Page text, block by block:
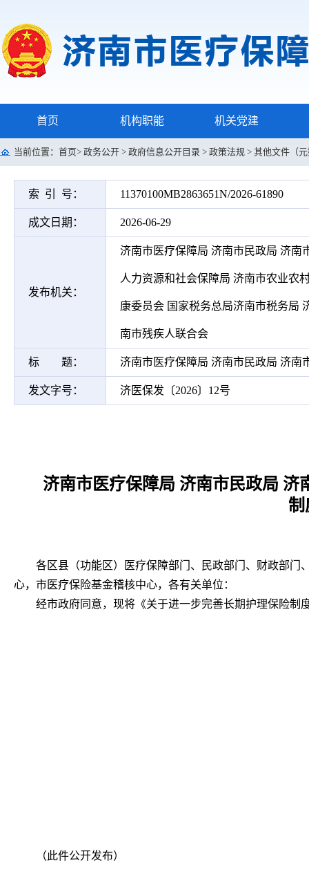
首页 机构职能 机关党建
当前位置： 首页> 政务公开 > 政府信息公开目录 > 政策法规 > 其他文件（
索 引 号： 11370100MB2863651N/2026-61890
成文日期： 2026-06-29
发布机关：
济南市医疗保障局 济南市民政局 济南
人力资源和社会保障局 济南市农业农
康委员会 国家税务总局济南市税务局
南市残疾人联合会
标 题： 济南市医疗保障局 济南市民政局 济南
发文字号： 济医保发〔2026〕12号
济南市医疗保障局 济南市民政局
制
各区县（功能区）医疗保障部门、民政部门、财政部门
心，市医疗保险基金稽核中心，各有关单位：
经市政府同意，现将《关于进一步完善长期护理保险制
（此件公开发布）